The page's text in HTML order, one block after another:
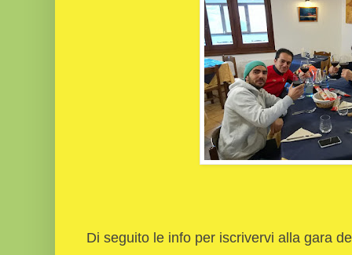
Di seguito le info per iscrivervi alla gara